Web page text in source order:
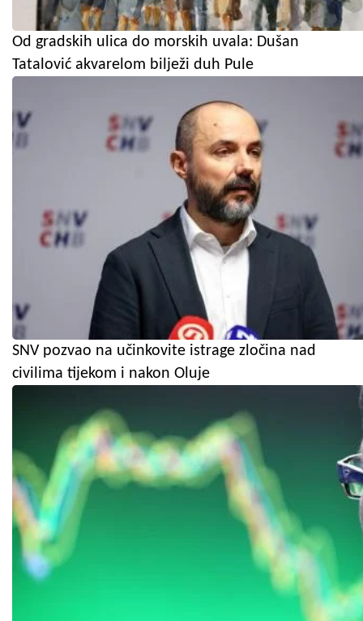
Od gradskih ulica do morskih uvala: Dušan
Tatalović akvarelom bilježi duh Pule
SNV pozvao na učinkovite istrage zločina nad
civilima tijekom i nakon Oluje